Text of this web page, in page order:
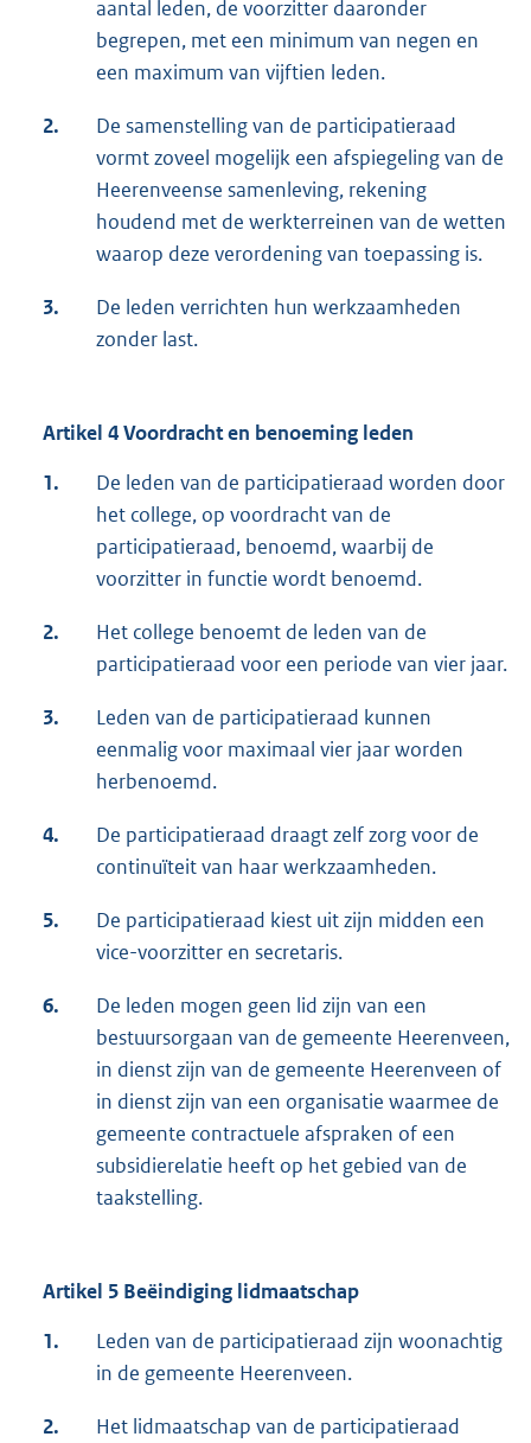
aantal leden, de voorzitter daaronder
begrepen, met een minimum van negen en
een maximum van vijftien leden.
2.
De samenstelling van de participatieraad
vormt zoveel mogelijk een afspiegeling van de
Heerenveense samenleving, rekening
houdend met de werkterreinen van de wetten
waarop deze verordening van toepassing is.
3.
De leden verrichten hun werkzaamheden
zonder last.
Artikel 4 Voordracht en benoeming leden
1.
De leden van de participatieraad worden door
het college, op voordracht van de
participatieraad, benoemd, waarbij de
voorzitter in functie wordt benoemd.
2.
Het college benoemt de leden van de
participatieraad voor een periode van vier jaar.
3.
Leden van de participatieraad kunnen
eenmalig voor maximaal vier jaar worden
herbenoemd.
4.
De participatieraad draagt zelf zorg voor de
continuïteit van haar werkzaamheden.
5.
De participatieraad kiest uit zijn midden een
vice-voorzitter en secretaris.
6.
De leden mogen geen lid zijn van een
bestuursorgaan van de gemeente Heerenveen,
in dienst zijn van de gemeente Heerenveen of
in dienst zijn van een organisatie waarmee de
gemeente contractuele afspraken of een
subsidierelatie heeft op het gebied van de
taakstelling.
Artikel 5 Beëindiging lidmaatschap
1.
Leden van de participatieraad zijn woonachtig
in de gemeente Heerenveen.
2. Het lidmaatschap van de participatieraad